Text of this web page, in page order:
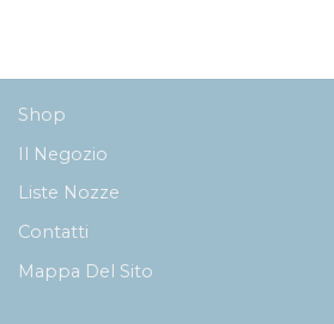
Shop
Il Negozio
Liste Nozze
Contatti
Mappa Del Sito